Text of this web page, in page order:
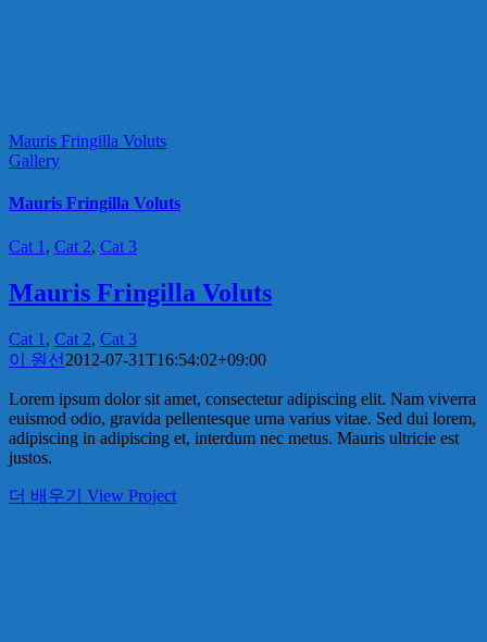
Mauris Fringilla Voluts
Gallery
Mauris Fringilla Voluts
Cat 1 , Cat 2, Cat 3
Mauris Fringilla Voluts
Cat 1 , Cat 2, Cat 3
이 원선 2012-07-31T16:54:02+09:00
Lorem ipsum dolor sit amet, consectetur adipiscing elit. Nam viverra
euismod odio, gravida pellentesque urna varius vitae. Sed dui lorem,
adipiscing in adipiscing et, interdum nec metus. Mauris ultricie est
justos.
더 배우기 View Project